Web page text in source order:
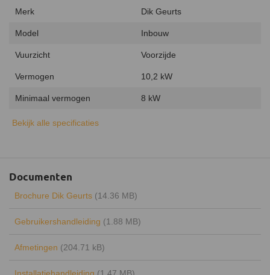
Merk Dik Geurts
Model Inbouw
Vuurzicht Voorzijde
Vermogen 10,2 kW
Minimaal vermogen 8 kW
Maximaal vermogen
Keurmerk
Hout opbergruimte
Bekijk alle specificaties
Documenten
Brochure Dik Geurts (14.36 MB)
Gebruikershandleiding (1.88 MB)
Afmetingen (204.71 kB)